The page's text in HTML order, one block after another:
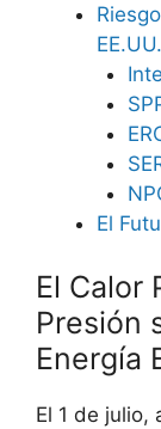
EE.UU.
El
El Calor
Presión
Energía
El 1 de julio,